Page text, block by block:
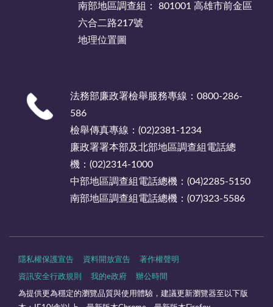
南部地區調查組： 801001 高雄市前金區
六合二路217號
地理位置圖
法務部廉政署檢舉服務專線：0800-286-
586
檢舉傳真專線：(02)2381-1234
廉政署署本部及北部地區調查組電話總
機：(02)2314-1000
中部地區調查組電話總機：(04)2285-5150
南部地區調查組電話總機：(07)323-5586
隱私權保護宣告 資料開放宣告 著作權聲明
資訊安全行政規則 我的e政府 辦公時間
為提供更為穩定的瀏覽品質與使用體驗，建議更新瀏覽器至以下版